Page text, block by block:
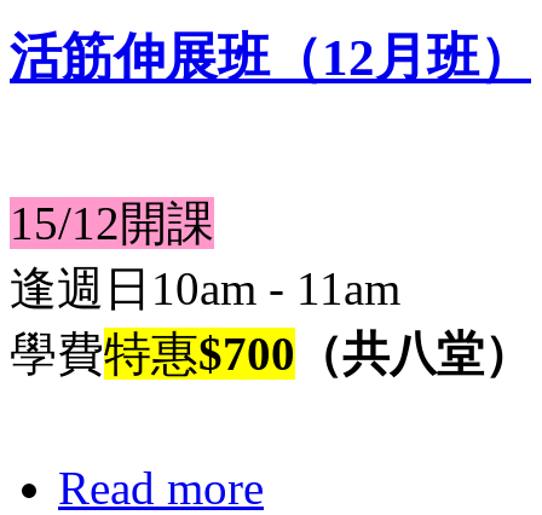
活筋伸展班（12月班）
15/12開課
逢週日10am - 11am
學費特惠$700 （共八堂）
Read more